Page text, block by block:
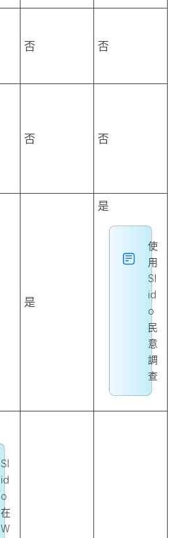
否 否
否 否
是
是
使
用
Sl
id
o
民
意
調
查
Sl
id
o
在
W